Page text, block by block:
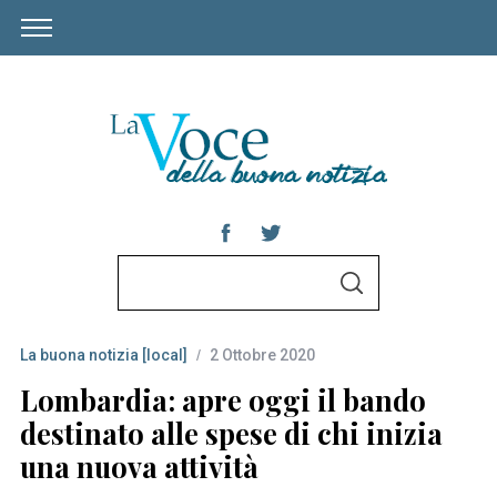
r
c
h
f
o
S
La buona notizia [local] 2 Ottobre 2020
Lombardia: apre oggi il bando
destinato alle spese di chi inizia
una nuova attività